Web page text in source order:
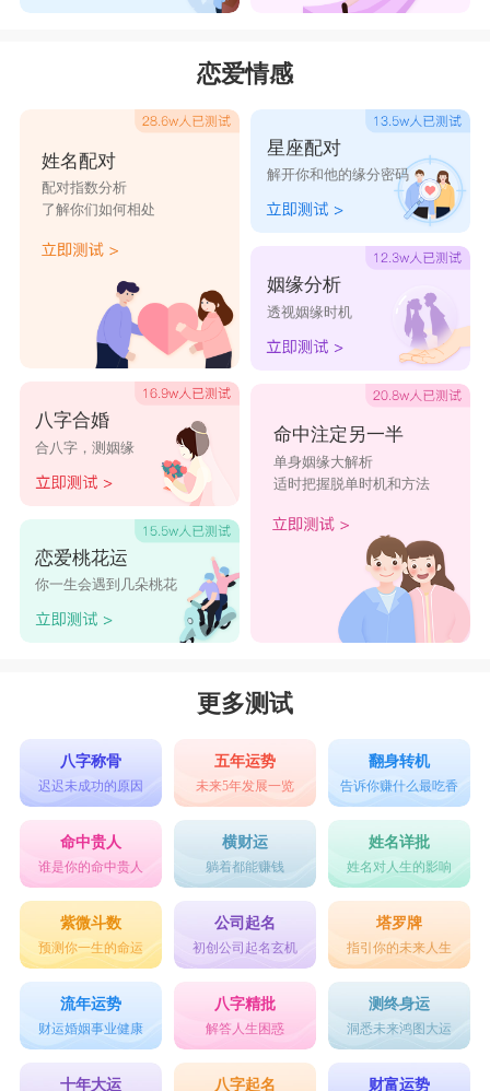
恋爱情感
姓名配对
配对指数分析
了解你们如何相处
八字合婚
合八字，测姻缘
恋爱桃花运
你一生会遇到几朵桃花
星座配对
解开你和他的缘分密码
姻缘分析
透视姻缘时机
命中注定另一半
单身姻缘大解析
适时把握脱单时机和方法
更多测试
八字称骨
迟迟未成功的原因
五年运势
未来5年发展一览
翻身转机
告诉你赚什么最吃香
命中贵人
谁是你的命中贵人
横财运
躺着都能赚钱
姓名详批
姓名对人生的影响
紫微斗数
预测你一生的命运
公司起名
初创公司起名玄机
塔罗牌
指引你的未来人生
流年运势
财运婚姻事业健康
八字精批
解答人生困惑
测终身运
洞悉未来鸿图大运
十年大运 八字起名 财富运势